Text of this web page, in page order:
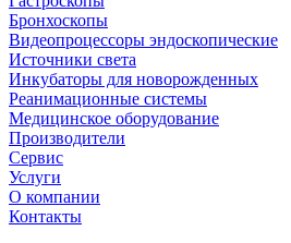
Бронхоскопы
Видеопроцессоры эндоскопические
Источники света
Инкубаторы для новорожденных
Реанимационные системы
Медицинское оборудование
Производители
Сервис
Услуги
О компании
Контакты